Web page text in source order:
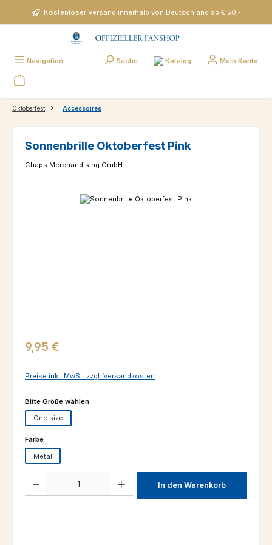
Zum Hauptinhalt springenKostenloser Versand innerhalb von Deutschland ab € 50,-
Navigation Suche Katalog Mein Konto
Oktoberfest Accessoires
Sonnenbrille Oktoberfest Pink
Chaps Merchandising GmbH
Bildergalerie überspringen
Regulärer Preis:
9,95 €
Preise inkl. MwSt. zzgl. Versandkosten
Bitte Größe wählenauswählen
One size
Farbeauswählen
Metal
In den Warenkorb